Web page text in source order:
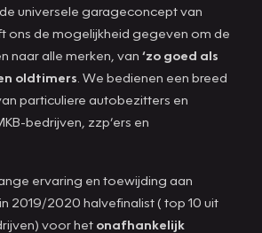
universele garageconcept van
ons de mogelijkheid gegeven om de
naar alle merken, van ‘zo goed als
oldtimers . We bedienen een breed
particuliere autobezitters en
bedrijven, zzp’ers en
ervaring en toewijding aan
2019/2020 halvefinalist ( top 10 uit
voor het onafhankelijk